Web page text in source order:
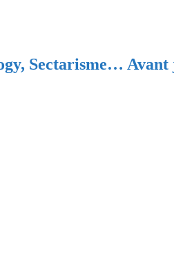
Sectarisme…